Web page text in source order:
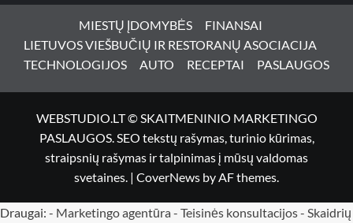
MIESTŲ ĮDOMYBĖS
FINANSAI
LIETUVOS VIEŠBUČIŲ IR RESTORANŲ ASOCIACIJA
TECHNOLOGIJOS
AUTO RECEPTAI PASLAUGOS
WEBSTUDIO.LT © SKAITMENINIO MARKETINGO
PASLAUGOS. SEO tekstų rašymas, turinio kūrimas,
straipsnių rašymas ir talpinimas į mūsų valdomas
svetaines. | CoverNews by AF themes.
Draugai: - Marketingo agentūra - Teisinės konsultacijos- Skaidrių